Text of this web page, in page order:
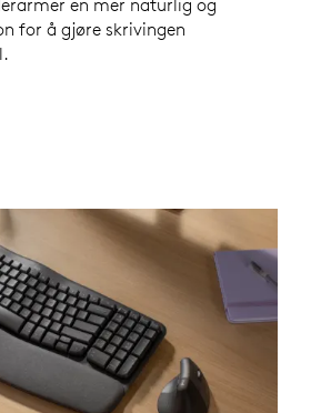
en mer naturlig og
for å gjøre skrivingen